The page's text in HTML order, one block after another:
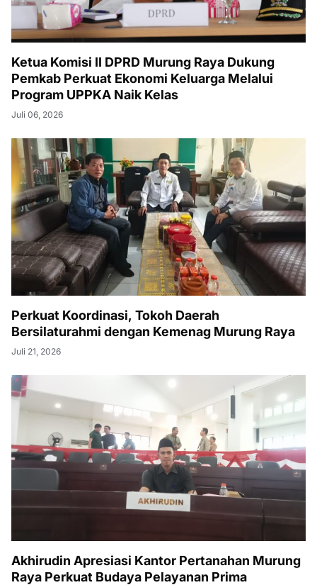
Ketua Komisi II DPRD Murung Raya Dukung
Pemkab Perkuat Ekonomi Keluarga Melalui
Program UPPKA Naik Kelas
Juli 06, 2026
Perkuat Koordinasi, Tokoh Daerah
Bersilaturahmi dengan Kemenag Murung Raya
Juli 21, 2026
Akhirudin Apresiasi Kantor Pertanahan Murung
Raya Perkuat Budaya Pelayanan Prima